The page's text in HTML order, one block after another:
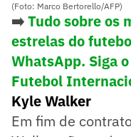
(Foto: Marco Bertorello/AFP)
➡️Tudo sobre os
estrelas do
WhatsApp. Siga
Futebol
Kyle Walker
Em fim de